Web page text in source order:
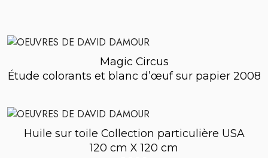
Magic Circus
Étude colorants et blanc d’œuf sur papier 2008
Huile sur toile Collection particulière USA
120 cm X 120 cm